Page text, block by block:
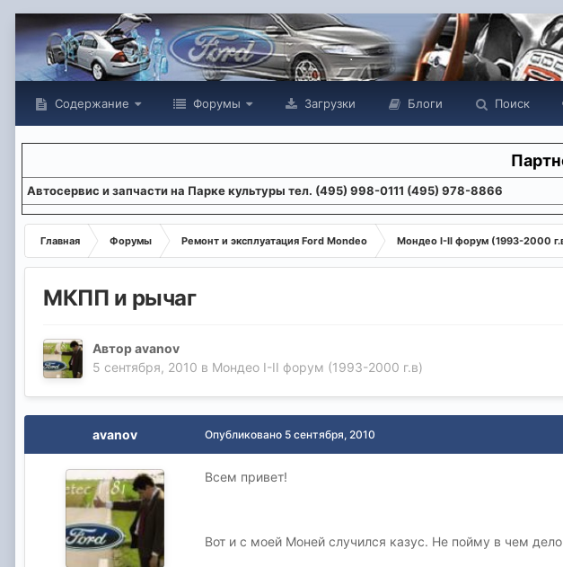
Содержание Форумы Загрузки Блоги Поиск
Aвтосервис и запчасти на Парке культуры тел. (495) 998-0111 (495) 978-8866
Главная Форумы Ремонт и эксплуатация Ford Mondeo Мондео I-II форум (1993-2000
МКПП и рычаг
Авторavanov
5 сентября, 2010 в Мондео I-II форум (1993-2000 г.в)
avanov Опубликовано 5 сентября, 2010
Всем привет!
Вот и с моей Моней случился казус. Не пойму в чем